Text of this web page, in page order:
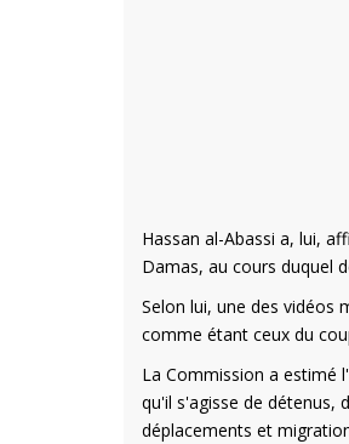
Hassan al-Abassi a, lui,
Damas, au cours duquel
Selon lui, une des vidéos
comme étant ceux du
La Commission a estimé
qu'il s'agisse de détenus,
déplacements et